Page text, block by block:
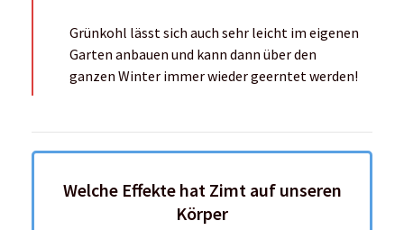
Grünkohl lässt sich auch sehr leicht im eigenen
Garten anbauen und kann dann über den
ganzen Winter immer wieder geerntet werden!
Welche Effekte hat Zimt auf unseren
Körper